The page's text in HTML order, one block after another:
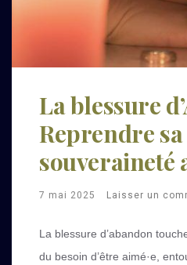
La blessure
Reprendre sa
souveraineté
7 mai 2025 Laisser un
La blessure d’abandon
du besoin d’être aimé·e,